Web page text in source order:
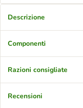
Descrizione
Componenti
Razioni consigliate
Recensioni